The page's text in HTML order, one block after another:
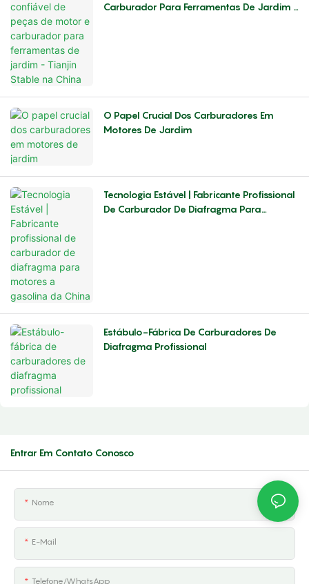
Carburador Para Ferramentas De Jardim -
O Papel Crucial Dos Carburadores Em
Motores De Jardim
Tecnologia Estável | Fabricante Profissional
De Carburador De Diafragma Para
Estábulo-Fábrica De Carburadores De
Diafragma Profissional
Entrar Em Contato Conosco
Nome
E-Mail
Telefone/whatsApp